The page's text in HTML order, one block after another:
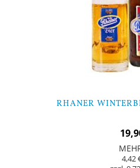
RHANER
4,42